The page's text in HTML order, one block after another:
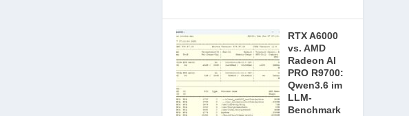
RTX A6000
vs. AMD
Radeon AI
PRO R9700:
Qwen3.6 im
LLM-
Benchmark